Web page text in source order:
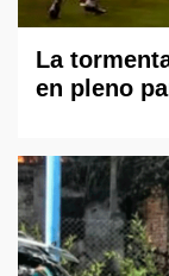
La
en pleno